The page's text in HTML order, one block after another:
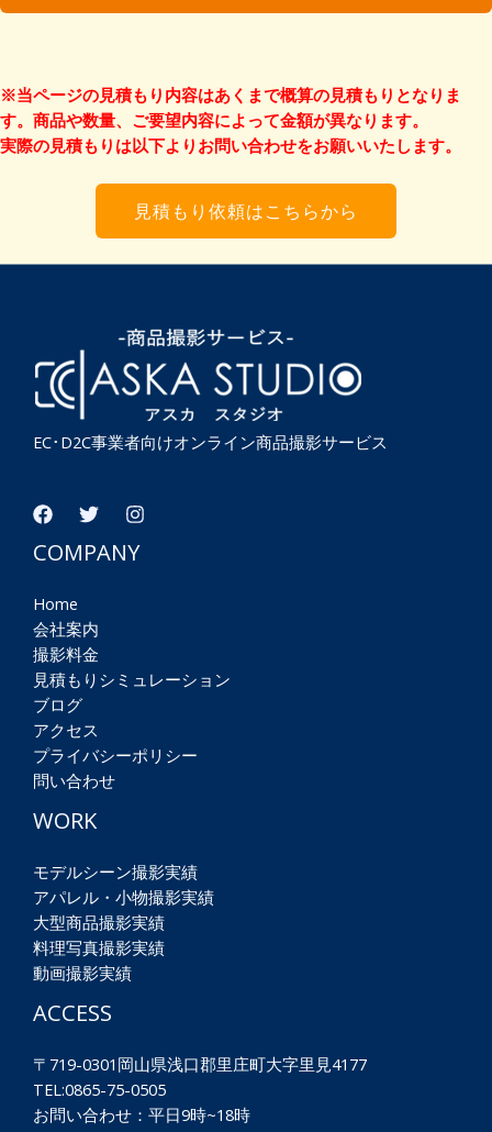
※当ページの見積もり内容はあくまで概算の見積もりとなりま
す。商品や数量、ご要望内容によって金額が異なります。
実際の見積もりは以下よりお問い合わせをお願いいたします。
見積もり依頼はこちらから
EC･D2C事業者向けオンライン商品撮影サービス
COMPANY
Home
会社案内
撮影料金
見積もりシミュレーション
ブログ
アクセス
プライバシーポリシー
問い合わせ
WORK
モデルシーン撮影実績
アパレル・小物撮影実績
大型商品撮影実績
料理写真撮影実績
動画撮影実績
ACCESS
〒719-0301岡山県浅口郡里庄町大字里見4177
TEL:0865-75-0505
お問い合わせ：平日9時~18時